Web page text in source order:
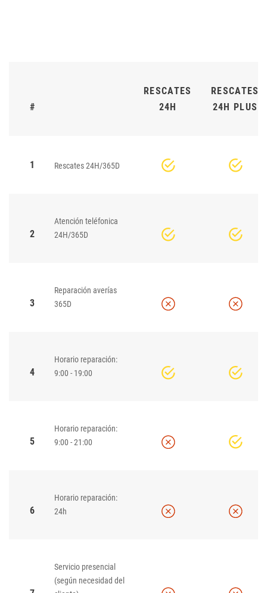
#
RESCATES
24H
RESCATES
24H PLUS
1 Rescates 24H/365D
2
Atención teléfonica
24H/365D
3
Reparación averías
365D
4
Horario reparación:
9:00 - 19:00
5
Horario reparación:
9:00 - 21:00
6
Horario reparación:
24h
Servicio presencial
(según necesidad del